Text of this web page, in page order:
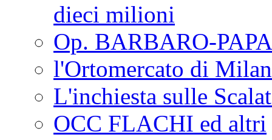
dieci milioni
Op. BARBARO-
l'Ortomercato di
L'inchiesta sulle
OCC FLACHI ed altri